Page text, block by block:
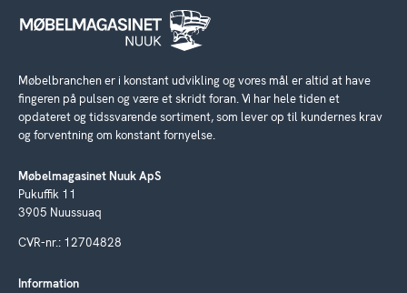
Møbelbranchen er i konstant udvikling og vores mål er altid at have
fingeren på pulsen og være et skridt foran. Vi har hele tiden et
opdateret og tidssvarende sortiment, som lever op til kundernes krav
og forventning om konstant fornyelse.
Møbelmagasinet Nuuk ApS
Pukuffik 11
3905 Nuussuaq
CVR-nr.: 12704828
Information